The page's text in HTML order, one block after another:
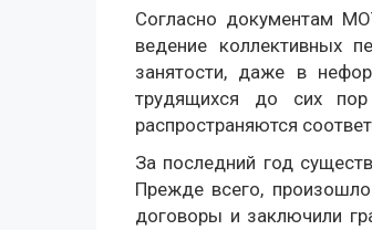
Согласно документам
ведение коллективных
занятости, даже в
трудящихся до сих пор
распространяются
За последний год
Прежде всего,
договоры и заключили